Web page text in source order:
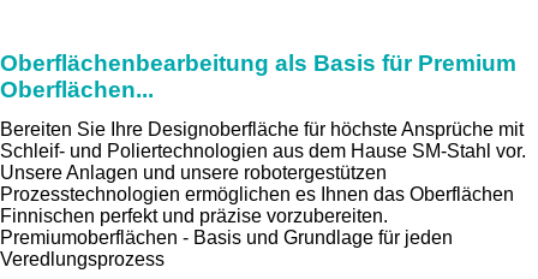
Oberflächenbearbeitung als Basis für Premium
Oberflächen...
Bereiten Sie Ihre Designoberfläche für höchste Ansprüche mit
Schleif- und Poliertechnologien aus dem Hause SM-Stahl vor.
Unsere Anlagen und unsere robotergestützen
Prozesstechnologien ermöglichen es Ihnen das Oberflächen
Finnischen perfekt und präzise vorzubereiten.
Premiumoberflächen - Basis und Grundlage für jeden
Veredlungsprozess